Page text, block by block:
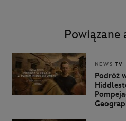
Powiązane
NEWS TV
Podróż